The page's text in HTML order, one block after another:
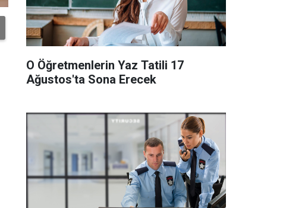
O Öğretmenlerin Yaz Tatili 17
Ağustos'ta Sona Erecek